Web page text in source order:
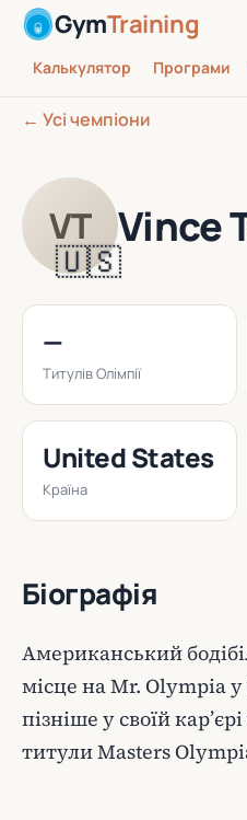
GymTraining
Калькулятор Програми
← Усі чемпіони
VT
🇺🇸
Vince
—
Титулів Олімпії
United States
Країна
Біографія
Американський
місце на Mr. Olympia у
пізніше у своїй
титули Masters